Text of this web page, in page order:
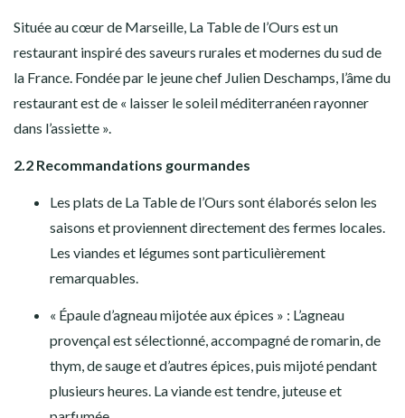
Située au cœur de Marseille, La Table de l’Ours est un
restaurant inspiré des saveurs rurales et modernes du sud de
la France. Fondée par le jeune chef Julien Deschamps, l’âme du
restaurant est de « laisser le soleil méditerranéen rayonner
dans l’assiette ».
2.2 Recommandations gourmandes
Les plats de La Table de l’Ours sont élaborés selon les
saisons et proviennent directement des fermes locales.
Les viandes et légumes sont particulièrement
remarquables.
« Épaule d’agneau mijotée aux épices » : L’agneau
provençal est sélectionné, accompagné de romarin, de
thym, de sauge et d’autres épices, puis mijoté pendant
plusieurs heures. La viande est tendre, juteuse et